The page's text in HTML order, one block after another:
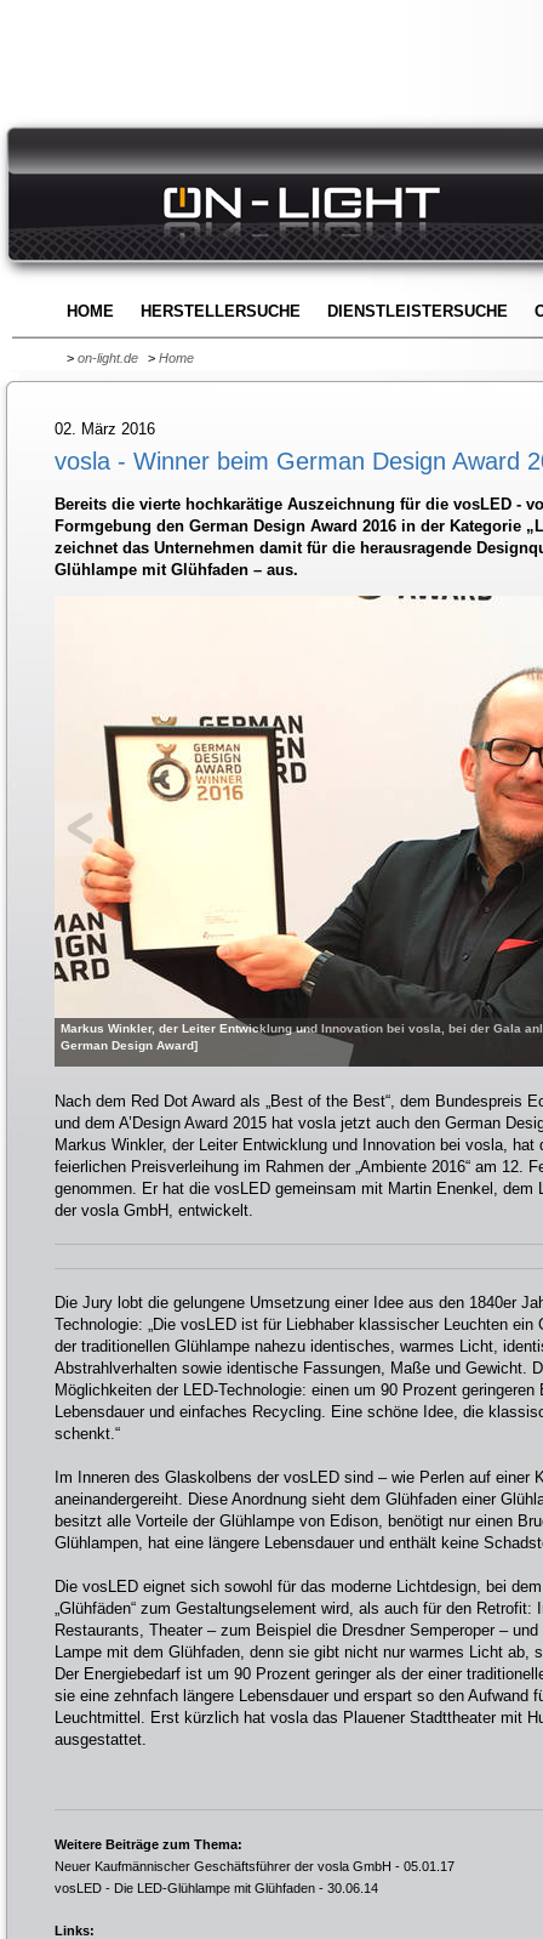
HOME HERSTELLERSUCHE DIENSTLEISTERSUCHE
> on-light.de > Home
02. März 2016
vosla - Winner beim German Design Award
Bereits die vierte hochkarätige Auszeichnung für die vosLED -
Formgebung den German Design Award 2016 in der Kategorie
zeichnet das Unternehmen damit für die herausragende
Glühlampe mit Glühfaden – aus.
Markus Winkler, der Leiter Entwicklung und Innovation bei vosla, bei der Gala
German Design Award]
Nach dem Red Dot Award als „Best of the Best“, dem Bundespreis
und dem A’Design Award 2015 hat vosla jetzt auch den German
Markus Winkler, der Leiter Entwicklung und Innovation bei vosla, hat
feierlichen Preisverleihung im Rahmen der „Ambiente 2016“ am 12.
genommen. Er hat die vosLED gemeinsam mit Martin Enenkel, dem
der vosla GmbH, entwickelt.
Die Jury lobt die gelungene Umsetzung einer Idee aus den 1840er
Technologie: „Die vosLED ist für Liebhaber klassischer Leuchten
der traditionellen Glühlampe nahezu identisches, warmes Licht,
Abstrahlverhalten sowie identische Fassungen, Maße und Gewicht.
Möglichkeiten der LED-Technologie: einen um 90 Prozent
Lebensdauer und einfaches Recycling. Eine schöne Idee, die
schenkt.“
Im Inneren des Glaskolbens der vosLED sind – wie Perlen auf einer
aneinandergereiht. Diese Anordnung sieht dem Glühfaden einer
besitzt alle Vorteile der Glühlampe von Edison, benötigt nur einen
Glühlampen, hat eine längere Lebensdauer und enthält keine
Die vosLED eignet sich sowohl für das moderne Lichtdesign, bei
„Glühfäden“ zum Gestaltungselement wird, als auch für den Retrofit:
Restaurants, Theater – zum Beispiel die Dresdner Semperoper –
Lampe mit dem Glühfaden, denn sie gibt nicht nur warmes Licht ab,
Der Energiebedarf ist um 90 Prozent geringer als der einer
sie eine zehnfach längere Lebensdauer und erspart so den Aufwand
Leuchtmittel. Erst kürzlich hat vosla das Plauener Stadttheater mit
ausgestattet.
Weitere Beiträge zum Thema:
Neuer Kaufmännischer Geschäftsführer der vosla GmbH - 05.01.17
vosLED - Die LED-Glühlampe mit Glühfaden - 30.06.14
Links: